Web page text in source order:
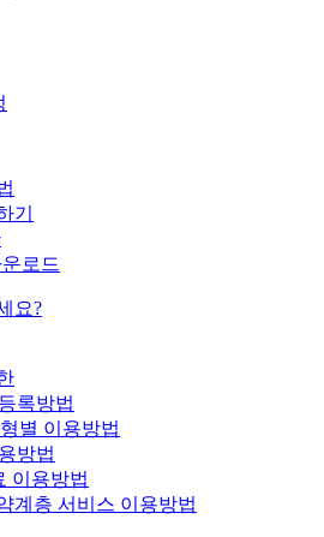
기
로드
요?
록방법
별 이용방법
방법
이용방법
계층 서비스 이용방법